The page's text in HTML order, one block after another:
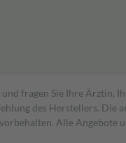
fragen Sie Ihre
des Herstellers. Die
Alle Angebote